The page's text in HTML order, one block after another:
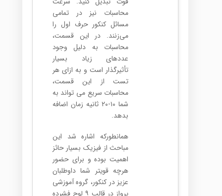
محاسبات نیز در تمامی
مسائل کنکور حرف اول را
می‌زنند. در این قسمت،
محاسبات به دلیل وجود
عددهای زیاد بسیار
تأثیرگذار است و به ازای هر
تست از این قسمت،
محاسبات سریع می تواند به
شما ۱۰-۲۰ ثانیه زمان اضافه
بدهد.
همانطورکه اشاره شد این
مباحث از فیزیک بسیار حائز
اهمیت بوده و برای حضور
هرچه قویتر شما داوطلبان
عزیز در کنکور، گروه آموزشی
پرواز در قالب ۹ لوح فشرده